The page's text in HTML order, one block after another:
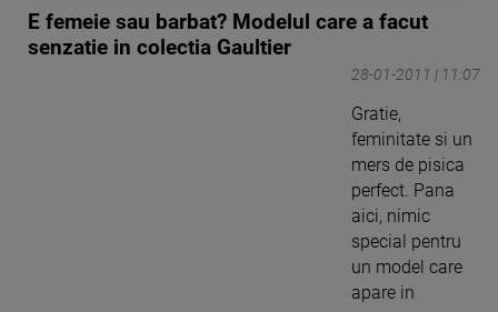
E femeie sau barbat? Modelul care a facut
senzatie in colectia Gaultier
28-01-2011 | 11:07
Gratie,
feminitate si un
mers de pisica
perfect. Pana
aici, nimic
special pentru
un model care
apare in